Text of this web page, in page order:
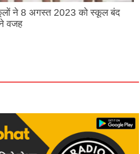
ने 8 अगस्त 2023 को स्कूल बंद
वजह